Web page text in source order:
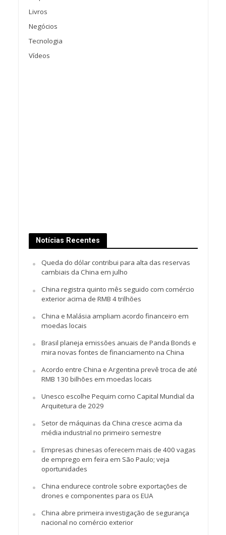
Livros
Negócios
Tecnologia
Vídeos
Notícias Recentes
Queda do dólar contribui para alta das reservas
cambiais da China em julho
China registra quinto mês seguido com comércio
exterior acima de RMB 4 trilhões
China e Malásia ampliam acordo financeiro em
moedas locais
Brasil planeja emissões anuais de Panda Bonds e
mira novas fontes de financiamento na China
Acordo entre China e Argentina prevê troca de até
RMB 130 bilhões em moedas locais
Unesco escolhe Pequim como Capital Mundial da
Arquitetura de 2029
Setor de máquinas da China cresce acima da
média industrial no primeiro semestre
Empresas chinesas oferecem mais de 400 vagas
de emprego em feira em São Paulo; veja
oportunidades
China endurece controle sobre exportações de
drones e componentes para os EUA
China abre primeira investigação de segurança
nacional no comércio exterior